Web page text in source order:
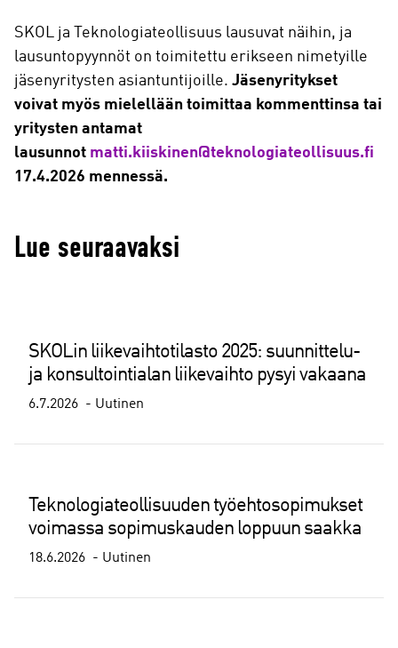
SKOL ja Teknologiateollisuus lausuvat näihin, ja
lausuntopyynnöt on toimitettu erikseen nimetyille
jäsenyritysten asiantuntijoille. Jäsenyritykset
voivat myös mielellään toimittaa kommenttinsa tai
yritysten antamat
lausunnot matti.kiiskinen@teknologiateollisuus.fi
17.4.2026 mennessä.
Lue seuraavaksi
SKOLin liikevaihtotilasto 2025: suunnittelu-
ja konsultointialan liikevaihto pysyi vakaana
6.7.2026 Uutinen
Teknologiateollisuuden työehtosopimukset
voimassa sopimuskauden loppuun saakka
18.6.2026 Uutinen